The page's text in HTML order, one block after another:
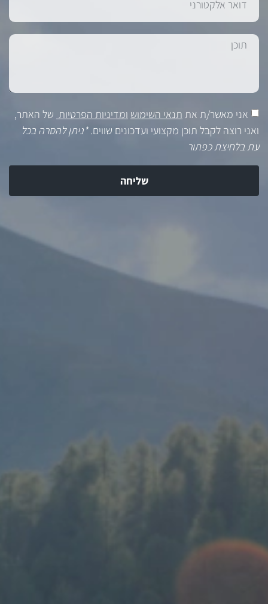
אני מאשר/ת את תנאי השימוש ומדיניות הפרטיות של האתר,
ואני רוצה לקבל תוכן מקצועי ועדכונים שווים.*ניתן להסרה בכל
עת בלחיצת כפתור
שליחה